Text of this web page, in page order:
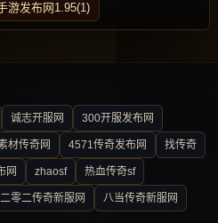
游发布网1.95(1)
诚志开服网 300开服发布网
材传奇网 4571传奇发布网 找传奇
网 zhaosf 热血传奇sf
二零二传奇新服网 八当传奇新服网